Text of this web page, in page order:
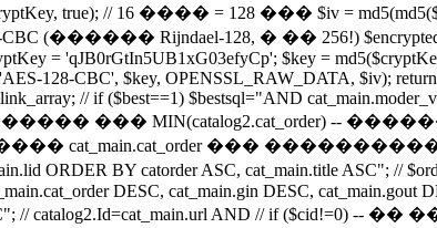
true); // 16 ���� = 128 ��� $iv =
Rijndael-128, � �� 256!) $encrypted =
= 'qJB0rGtIn5UB1xG03efyCp'; $key =
'AES-128-CBC', $key, OPENSSL_RAW_DATA, $iv);
// if ($best==1) $bestsql="AND
��� MIN(catalog2.cat_order)
cat_main.cat_order ���
BY catorder ASC, cat_main.title ASC"; //
DESC, cat_main.gin DESC,
DESC"; // catalog2.Id=cat_main.url AND //